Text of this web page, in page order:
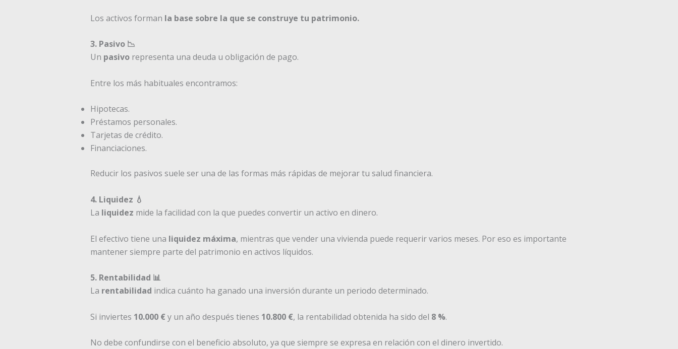
Los activos forman la base sobre la que se construye tu patrimonio.
3. Pasivo 📉
Un pasivorepresenta una deuda u obligación de pago.
Entre los más habituales encontramos:
Hipotecas.
Préstamos personales.
Tarjetas de crédito.
Financiaciones.
Reducir los pasivos suele ser una de las formas más rápidas de mejorar tu salud financiera.
4. Liquidez 💧
La liquidez mide la facilidad con la que puedes convertir un activo en dinero.
El efectivo tiene una liquidez máxima, mientras que vender una vivienda puede requerir varios meses. Por eso es importante
mantener siempre parte del patrimonio en activos líquidos.
5. Rentabilidad 📊
La rentabilidad indica cuánto ha ganado una inversión durante un periodo determinado.
Si inviertes 10.000 € y un año después tienes 10.800 €, la rentabilidad obtenida ha sido del 8 %.
No debe confundirse con el beneficio absoluto, ya que siempre se expresa en relación con el dinero invertido.